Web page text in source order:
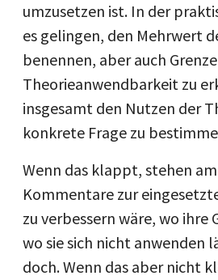
umzusetzen ist. In der
es gelingen, den Mehrwert
benennen, aber auch
Theorieanwendbarkeit zu
insgesamt den Nutzen der
konkrete Frage zu
Wenn das klappt, stehen
Kommentare zur
zu verbessern wäre, wo ihre
wo sie sich nicht anwenden
doch. Wenn das aber nicht